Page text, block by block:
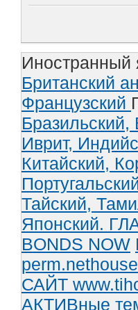
Иностранный
Британский
Французский
Бразильский,
Иврит,
Китайский,
Тайский,
Японский.
BONDS NOW
САЙТ
АКТИВные